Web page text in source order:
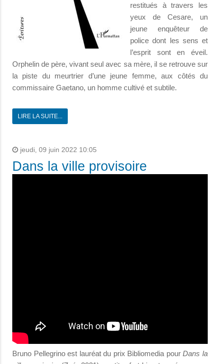
restitués à travers les
yeux de Cesare, un
jeune enquêteur de
police dont les sens et
l’esprit sont en éveil.
Orphelin de père, vivant seul avec sa mère, il se retrouve sur
la piste du meurtrier d’une jeune femme, aux côtés du
commissaire Gaetano, un homme cultivé et subtile.
LIRE LA SUITE...
jeudi, 09 juin 2022 10:05
Dans la ville provisoire
Bruno Pellegrino est lauréat du prix Bibliomedia pourDans la